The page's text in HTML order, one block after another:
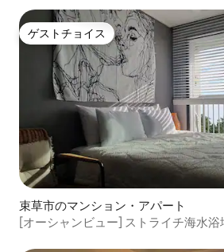
ゲストチョイス
ゲストチョイス
束草市のマンション・アパート
[オーシャンビュー] ストライチ海水